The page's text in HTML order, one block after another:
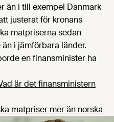
än i till exempel Danmark
justerat för kronans
matpriserna sedan
i jämförbara länder.
en finansminister ha
är det finansministern
matpriser mer än norska